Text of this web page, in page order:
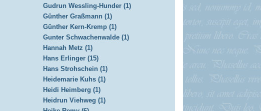
Gudrun Wessling-Hunder (1)
Günther Graßmann (1)
Günther Kern-Kremp (1)
Gunter Schwachenwalde (1)
Hannah Metz (1)
Hans Erlinger (15)
Hans Strohschein (1)
Heidemarie Kuhs (1)
Heidi Heimberg (1)
Heidrun Viehweg (1)